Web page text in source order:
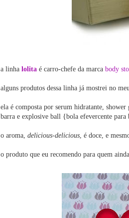
a linha lolita é carro-chefe da marca body
alguns produtos dessa linha já mostrei no
ela é composta por serum hidratante,
barra e explosive ball {bola efevercente para
o aroma, delicious-delicious, é doce, e
o produto que eu recomendo para quem